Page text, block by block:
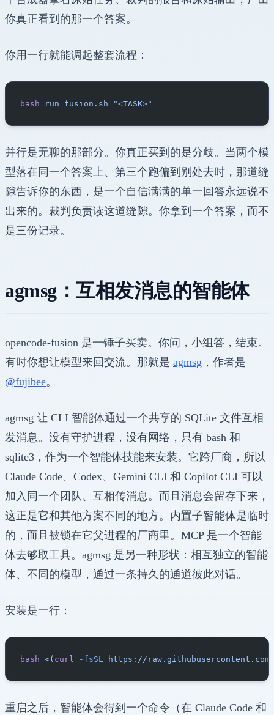
你真正看到的那一个答案。
你用一行就能调起整套流程：
bash run_fusion.sh "<TASK>"
并行是无聊的那部分。你真正买到的是分歧。当两个模
型落在同一个答案上、第三个跑偏到别处去时，那道缝
隙告诉你的东西，是一个自信满满的单一回答永远说不
出来的。裁判负责读这道缝隙。你拿到一个答案，而不
是三份记录。
agmsg：互相发消息的智能体
opencode-fusion 是一锤子买卖。你问，小组答，结束。
有时你想让模型来回交流。那就是 agmsg ，作者是
@fujibee。
agmsg 让 CLI 智能体通过一个共享的 SQLite 文件互相
发消息。没有守护进程，没有网络，只有 bash 和
sqlite3，作为一个智能体技能来安装。它跨厂商，所以
Claude Code、Codex、Gemini CLI 和 Copilot CLI 可以
加入同一个团队、互相传消息。而且消息会留存下来，
这正是它和其他方案不同的地方。内置子智能体是临时
的，而且被锁在它父进程的厂商里。MCP 是一个智能
体去够取工具。agmsg 是另一种形状：相互独立的智能
体、不同的模型，通过一条持久的通道彼此对话。
安装是一行：
bash <( curl -fsSL https://
重启之后，智能体会得到一个命令（在 Claude Code 和